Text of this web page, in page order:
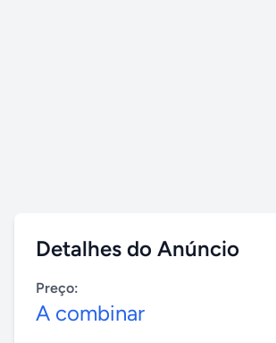
Detalhes do Anúncio
Preço:
A combinar